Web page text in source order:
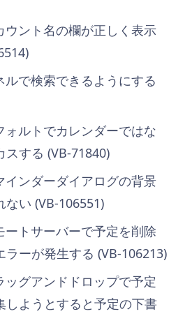
ウント名の欄が正しく表示
で検索できるようにする
ルトでカレンダーではな
スする (VB-71840)
インダーダイアログの背景
ない (VB-106551)
トサーバーで予定を削除
ラーが発生する (VB-106213)
グアンドドロップで予定
しようとすると予定の下書